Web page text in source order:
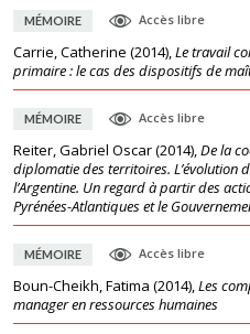
MÉMOIRE Accès libre
Carrie, Catherine (2014),Le travail
primaire : le cas des dispositifs de
MÉMOIRE Accès libre
Reiter, Gabriel Oscar(2014),De la
diplomatie des territoires. L’évolution
l’Argentine. Un regard à partir des
Pyrénées-Atlantiques et le
MÉMOIRE Accès libre
Boun-Cheikh, Fatima (2014),Les
manager en ressources humaines